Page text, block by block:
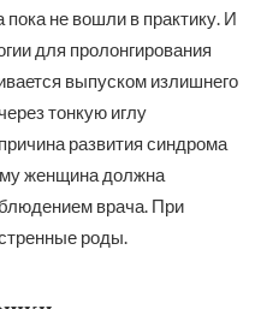
пока не вошли в практику. И
для пролонгирования
выпуском излишнего
тонкую иглу
развития синдрома
женщина должна
врача. При
роды.